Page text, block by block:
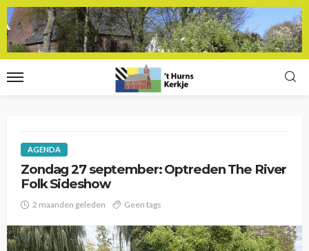
AGENDA
Zondag 27 september: Optreden The River
Folk Sideshow
2 maanden geleden Geen tags